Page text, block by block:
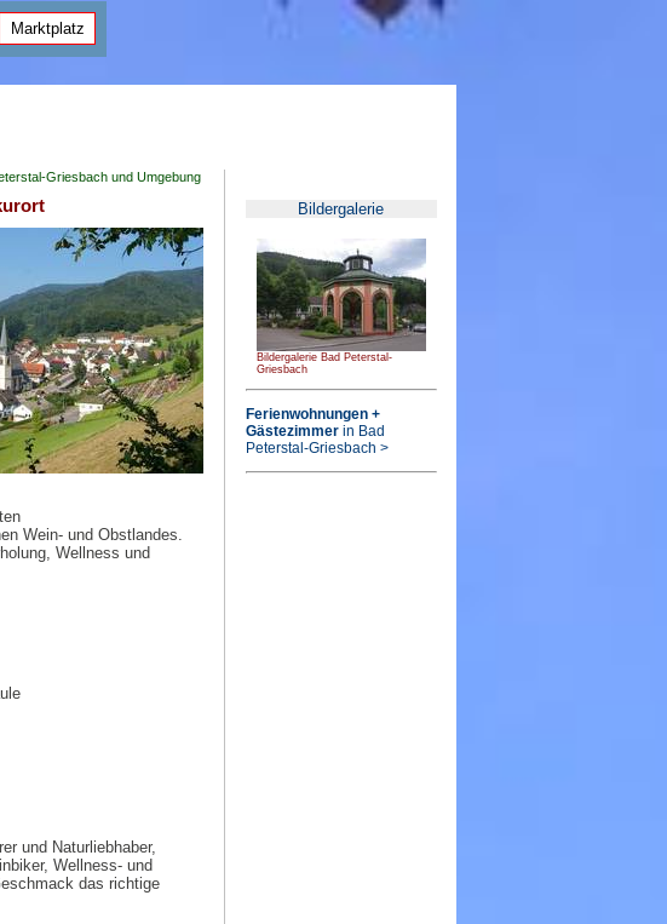
Marktplatz
Griesbach und Umgebung
Wein- und Obstlandes.
Wellness und
und Naturliebhaber,
Wellness- und
das richtige
Bildergalerie
Bildergalerie Bad Peterstal-
Griesbach
Ferienwohnungen +
Gästezimmerin Bad
Peterstal-Griesbach >